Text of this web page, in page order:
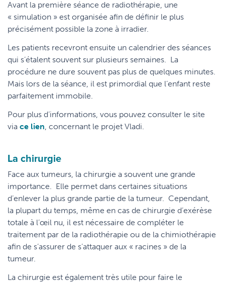
Avant la première séance de radiothérapie, une
« simulation » est organisée afin de définir le plus
précisément possible la zone à irradier.
Les patients recevront ensuite un calendrier des séances
qui s’étalent souvent sur plusieurs semaines. La
procédure ne dure souvent pas plus de quelques minutes.
Mais lors de la séance, il est primordial que l’enfant reste
parfaitement immobile.
Pour plus d’informations, vous pouvez consulter le site
via ce lien, concernant le projet Vladi.
La chirurgie
Face aux tumeurs, la chirurgie a souvent une grande
importance. Elle permet dans certaines situations
d’enlever la plus grande partie de la tumeur. Cependant,
la plupart du temps, même en cas de chirurgie d’exérèse
totale à l’œil nu, il est nécessaire de compléter le
traitement par de la radiothérapie ou de la chimiothérapie
afin de s’assurer de s’attaquer aux « racines » de la
tumeur.
La chirurgie est également très utile pour faire le